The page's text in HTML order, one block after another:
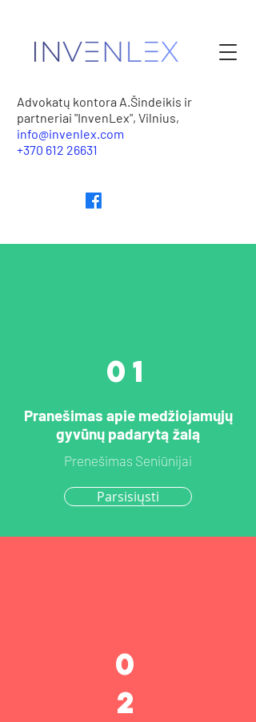
Advokatų kontora A.Šindeikis ir
partneriai "InvenLex", Vilnius,
info@invenlex.com
+370 612 26631
01
Pranešimas apie medžiojamųjų
gyvūnų padarytą žalą
Prenešimas Seniūnijai
Parsisiųsti
0
2